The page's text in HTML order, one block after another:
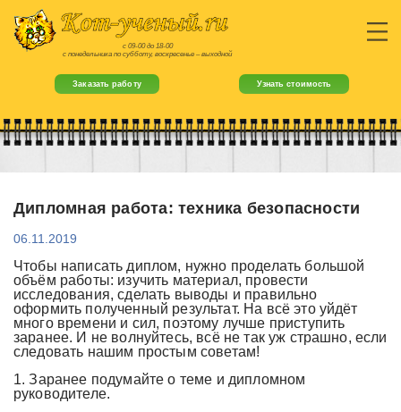
с 09-00 до 18-00
с понедельника по субботу, воскресенье – выходной
Заказать работу Узнать стоимость
Дипломная работа: техника безопасности
06.11.2019
Чтобы написать диплом, нужно проделать большой
объём работы: изучить материал, провести
исследования, сделать выводы и правильно
оформить полученный результат. На всё это уйдёт
много времени и сил, поэтому лучше приступить
заранее. И не волнуйтесь, всё не так уж страшно, если
следовать нашим простым советам!
1. Заранее подумайте о теме и дипломном
руководителе.